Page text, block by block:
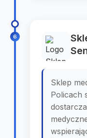
6
Sklep
Policach